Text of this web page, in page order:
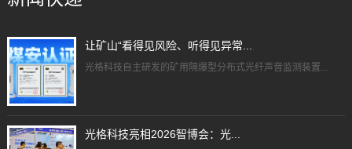
让矿山“看得见风险、听得见异常...
光格科技自主研发的矿用隔爆型分布式光纤声音监测装置...
光格科技亮相2026智博会：光...